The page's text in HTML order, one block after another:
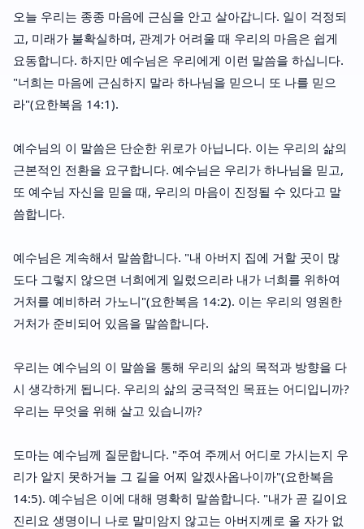
오늘 우리는 종종 마음에 근심을 안고 살아갑니다. 일이 걱정되
고, 미래가 불확실하며, 관계가 어려울 때 우리의 마음은 쉽게
요동합니다. 하지만 예수님은 우리에게 이런 말씀을 하십니다.
"너희는 마음에 근심하지 말라 하나님을 믿으니 또 나를 믿으
라"(요한복음 14:1).
예수님의 이 말씀은 단순한 위로가 아닙니다. 이는 우리의 삶의
근본적인 전환을 요구합니다. 예수님은 우리가 하나님을 믿고,
또 예수님 자신을 믿을 때, 우리의 마음이 진정될 수 있다고 말
씀합니다.
예수님은 계속해서 말씀합니다. "내 아버지 집에 거할 곳이 많
도다 그렇지 않으면 너희에게 일렀으리라 내가 너희를 위하여
거처를 예비하러 가노니"(요한복음 14:2). 이는 우리의 영원한
거처가 준비되어 있음을 말씀합니다.
우리는 예수님의 이 말씀을 통해 우리의 삶의 목적과 방향을 다
시 생각하게 됩니다. 우리의 삶의 궁극적인 목표는 어디입니까?
우리는 무엇을 위해 살고 있습니까?
도마는 예수님께 질문합니다. "주여 주께서 어디로 가시는지 우
리가 알지 못하거늘 그 길을 어찌 알겠사옵나이까"(요한복음
14:5). 예수님은 이에 대해 명확히 말씀합니다. "내가 곧 길이요
진리요 생명이니 나로 말미암지 않고는 아버지께로 올 자가 없